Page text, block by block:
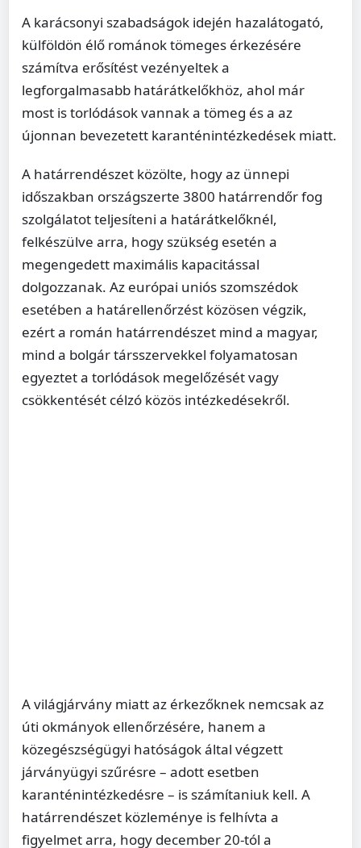
A karácsonyi szabadságok idején hazalátogató,
külföldön élő románok tömeges érkezésére
számítva erősítést vezényeltek a
legforgalmasabb határátkelőkhöz, ahol már
most is torlódások vannak a tömeg és a az
újonnan bevezetett karanténintézkedések miatt.
A határrendészet közölte, hogy az ünnepi
időszakban országszerte 3800 határrendőr fog
szolgálatot teljesíteni a határátkelőknél,
felkészülve arra, hogy szükség esetén a
megengedett maximális kapacitással
dolgozzanak. Az európai uniós szomszédok
esetében a határellenőrzést közösen végzik,
ezért a román határrendészet mind a magyar,
mind a bolgár társszervekkel folyamatosan
egyeztet a torlódások megelőzését vagy
csökkentését célzó közös intézkedésekről.
A világjárvány miatt az érkezőknek nemcsak az
úti okmányok ellenőrzésére, hanem a
közegészségügyi hatóságok által végzett
járványügyi szűrésre – adott esetben
karanténintézkedésre – is számítaniuk kell. A
határrendészet közleménye is felhívta a
figyelmet arra, hogy december 20-tól a